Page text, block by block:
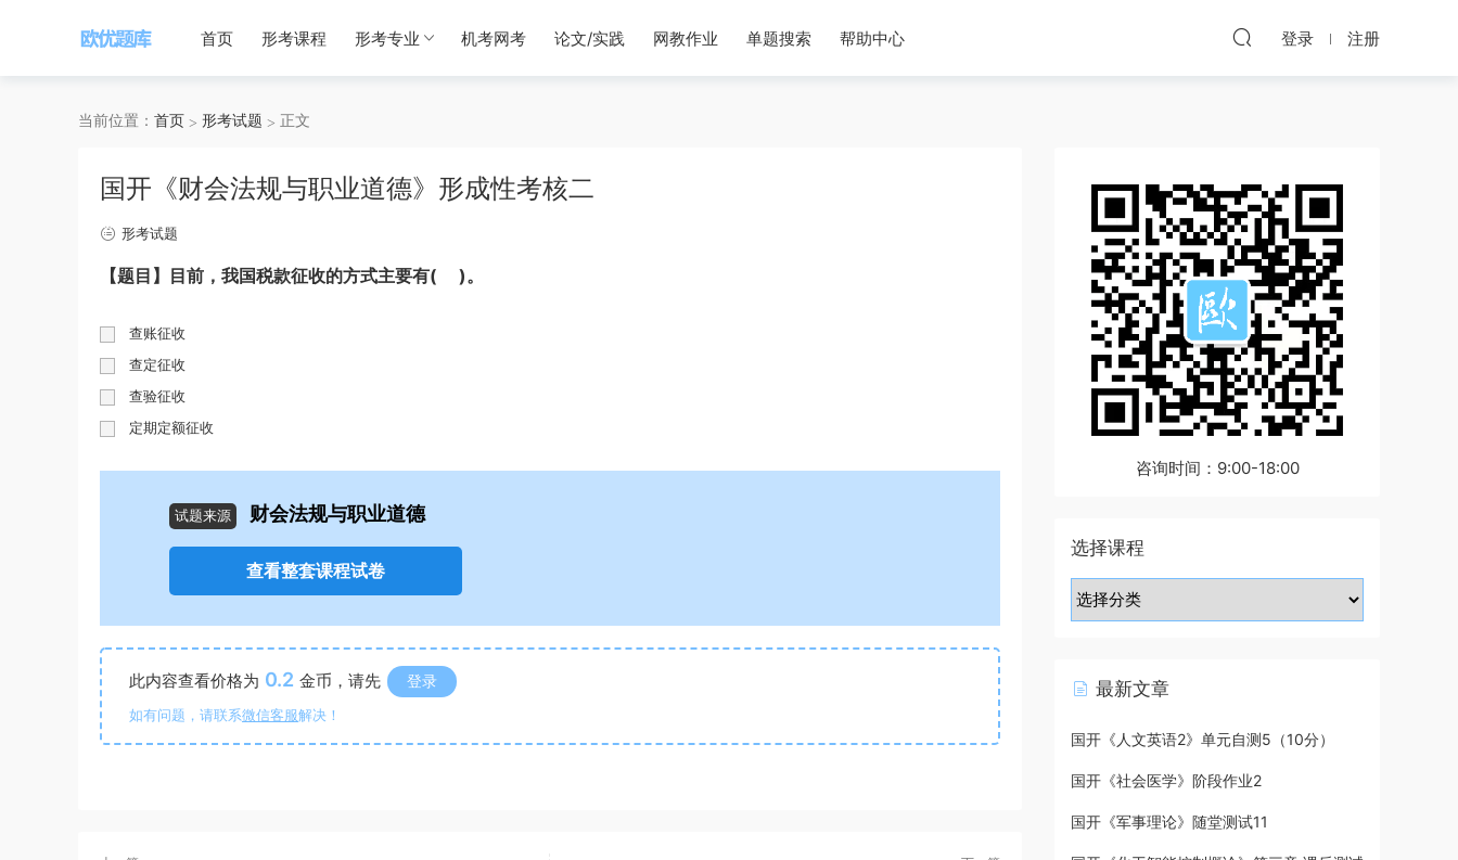
首页 形考课程 形考专业 机考网考 论文/实践 网教作业 单题搜索 帮助中心 登录 注册
当前位置： 首页 形考试题 正文
国开《财会法规与职业道德》形成性考核二
形考试题
【题目】目前，我国税款征收的方式主要有( )。
查账征收
查定征收
查验征收
定期定额征收
试题来源 财会法规与职业道德
查看整套课程试卷
此内容查看价格为 0.2 金币，请先 登录
如有问题，请联系微信客服解决！
咨询时间：9:00-18:00
选择课程
最新文章
国开《人文英语2》单元自测5（10分）
国开《社会医学》阶段作业2
国开《军事理论》随堂测试11